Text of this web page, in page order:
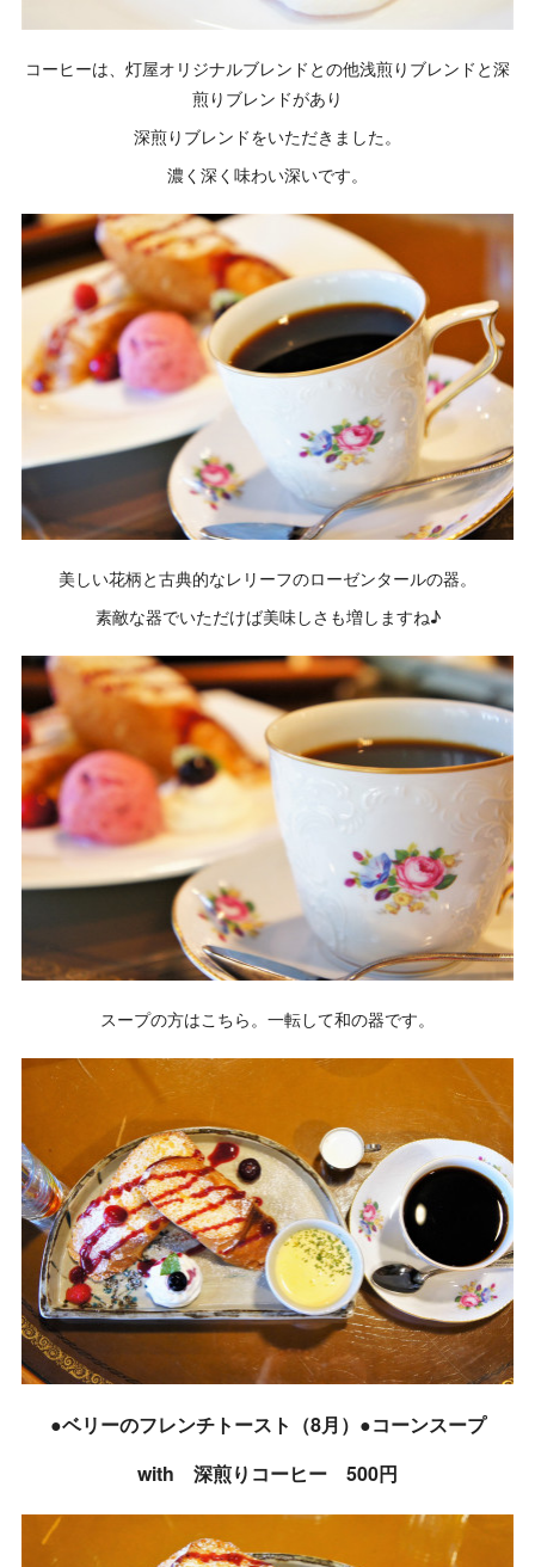
コーヒーは、灯屋オリジナルブレンドとの他浅煎りブレンドと深
煎りブレンドがあり
深煎りブレンドをいただきました。
濃く深く味わい深いです。
美しい花柄と古典的なレリーフのローゼンタールの器。
素敵な器でいただけば美味しさも増しますね♪
スープの方はこちら。一転して和の器です。
●ベリーのフレンチトースト（8月）●コーンスープ
with 深煎りコーヒー 500円